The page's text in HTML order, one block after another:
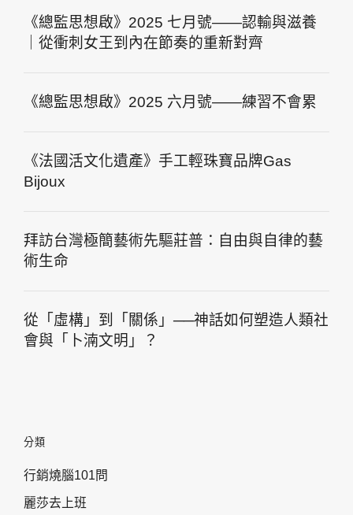
《總監思想啟》2025 七月號——認輸與滋養
｜從衝刺女王到內在節奏的重新對齊
《總監思想啟》2025 六月號——練習不會累
《法國活文化遺產》手工輕珠寶品牌Gas
Bijoux
拜訪台灣極簡藝術先驅莊普：自由與自律的藝
術生命
從「虛構」到「關係」──神話如何塑造人類社
會與「卜湳文明」？
分類
行銷燒腦101問
麗莎去上班